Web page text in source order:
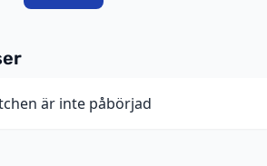
är inte påbörjad